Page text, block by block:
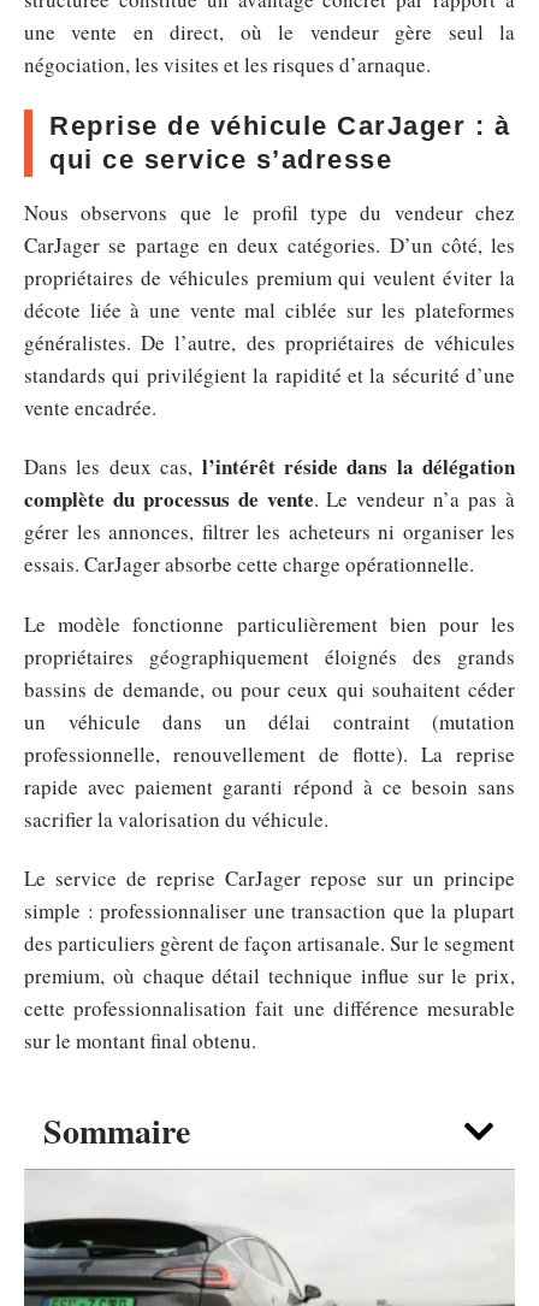
Sommaire
une vente en direct, où le vendeur gère seul la
négociation, les visites et les risques d’arnaque.
Reprise de véhicule CarJager : à
qui ce service s’adresse
Nous observons que le profil type du vendeur chez
CarJager se partage en deux catégories. D’un côté, les
propriétaires de véhicules premium qui veulent éviter la
décote liée à une vente mal ciblée sur les plateformes
généralistes. De l’autre, des propriétaires de véhicules
standards qui privilégient la rapidité et la sécurité d’une
vente encadrée.
Dans les deux cas, l’intérêt réside dans la délégation
complète du processus de vente. Le vendeur n’a pas à
gérer les annonces, filtrer les acheteurs ni organiser les
essais. CarJager absorbe cette charge opérationnelle.
Le modèle fonctionne particulièrement bien pour les
propriétaires géographiquement éloignés des grands
bassins de demande, ou pour ceux qui souhaitent céder
un véhicule dans un délai contraint (mutation
professionnelle, renouvellement de flotte). La reprise
rapide avec paiement garanti répond à ce besoin sans
sacrifier la valorisation du véhicule.
Le service de reprise CarJager repose sur un principe
simple : professionnaliser une transaction que la plupart
des particuliers gèrent de façon artisanale. Sur le segment
premium, où chaque détail technique influe sur le prix,
cette professionnalisation fait une différence mesurable
sur le montant final obtenu.